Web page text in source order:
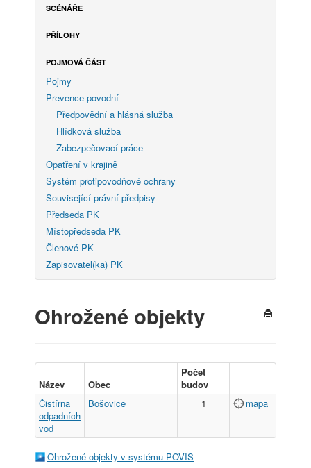
SCÉNÁŘE
PŘÍLOHY
POJMOVÁ ČÁST
Pojmy
Prevence povodní
Předpovědní a hlásná služba
Hlídková služba
Zabezpečovací práce
Opatření v krajině
Systém protipovodňové ochrany
Související právní předpisy
Předseda PK
Místopředseda PK
Členové PK
Zapisovatel(ka) PK
Ohrožené objekty
Název Obec
Počet
budov
Čistírna
odpadních
vod
Bošovice 1 mapa
Ohrožené objekty v systému POVIS